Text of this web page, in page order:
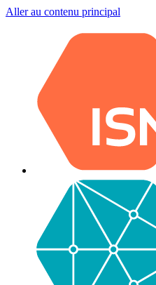
Aller au contenu principal